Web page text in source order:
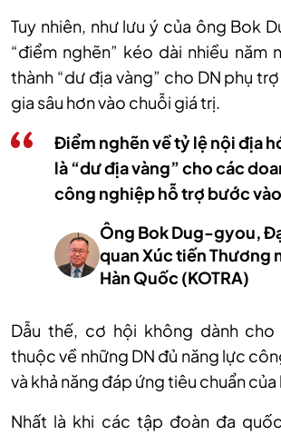
Tuy nhiên, như lưu ý của ông Bok
“điểm nghẽn” kéo dài nhiều năm
thành “dư địa vàng” cho DN phụ
gia sâu hơn vào chuỗi giá trị.
Điểm nghẽn về tỷ lệ nội địa
là “dư địa vàng” cho các
công nghiệp hỗ trợ bước
Ông Bok Dug-gyou,
quan Xúc tiến Thương
Hàn Quốc (KOTRA)
Dẫu thế, cơ hội không dành
thuộc về những DN đủ năng lực
và khả năng đáp ứng tiêu chuẩn của
Nhất là khi các tập đoàn đa